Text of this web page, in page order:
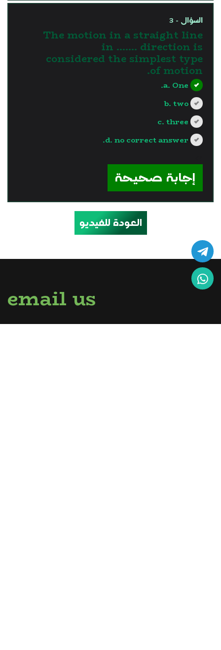
السؤال - 3
The motion in a straight line
in ……. direction is
considered the simplest type
of motion.
a. One.
b. two
c. three
d. no correct answer.
إجابة صحيحة
العودة للفيديو
email us